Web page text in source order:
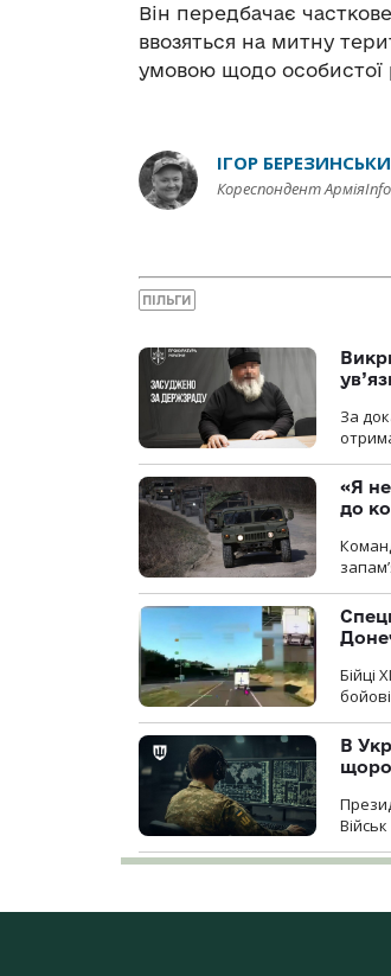
Він передбачає
ввозяться на митну
умовою щодо особистої
ІГОР
Кореспондент
ПІЛЬГИ
За
«Я
до
Бійці
В